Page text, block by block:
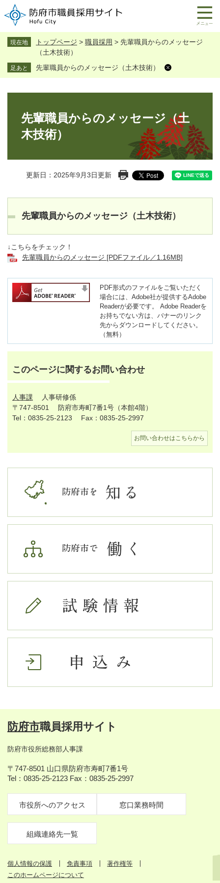
ー
す
ニ
し
メ
ニ
ュ
現在地 トップページ > 職員採用 > 先輩職員からのメッセージ
（土木技術）
先輩職員からのメッセージ（土木技術）
先輩職員からのメッセージ（土
木技術）
更新日：2025年9月3日更新 印刷ページ表示
先輩職員からのメッセージ（土木技術）
↓こちらをチェック！
先輩職員からのメッセージ [PDFファイル／1.16MB]
PDF形式のファイルをご覧いただく
場合には、Adobe社が提供するAdobe
Readerが必要です。
Adobe Readerを
お持ちでない方は、バナーのリンク
先からダウンロードしてください。
（無料）
このページに関するお問い合わせ
人事課
人事研修係
〒747-8501
防府市寿町7番1号（本館4階）
Tel：0835-25-2123
Fax：0835-25-2997
お問い合わせはこちらから
防府市職員採用サイト
防府市役所総務部人事課
〒747-8501 山口県防府市寿町7番1号
Tel：0835-25-2123 Fax：0835-25-2997
市役所へのアクセス 窓口業務時間
組織連絡先一覧
個人情報の保護 免責事項
著作権等
このホームページについて